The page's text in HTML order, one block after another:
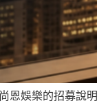
恩娛樂的招募說